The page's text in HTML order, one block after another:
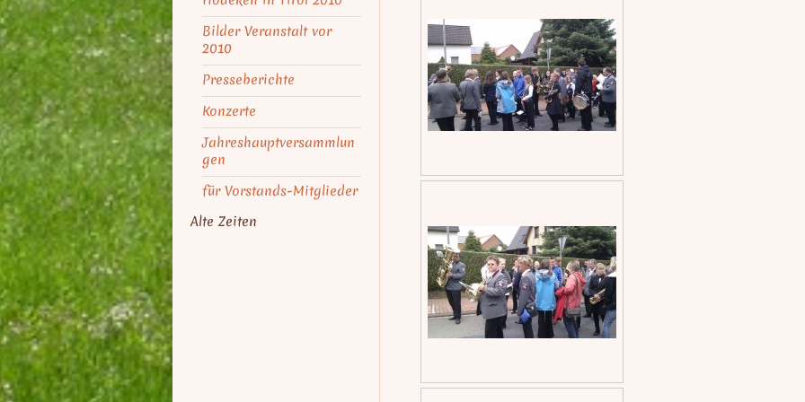
Bilder Veranstalt vor
2010
Presseberichte
Konzerte
Jahreshauptversammlun
gen
für Vorstands-Mitglieder
Alte Zeiten